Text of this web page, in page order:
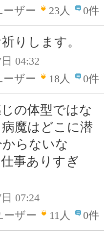
ザー
23人 0件
りします。
04:32
ザー
18人 0件
の体型ではな
魔はどこに潜
らないな
事ありすぎ
07:24
ーザー
11人 0件